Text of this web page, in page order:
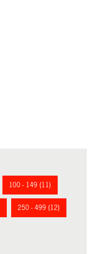
100 - 149 (11)
250 - 499 (12)